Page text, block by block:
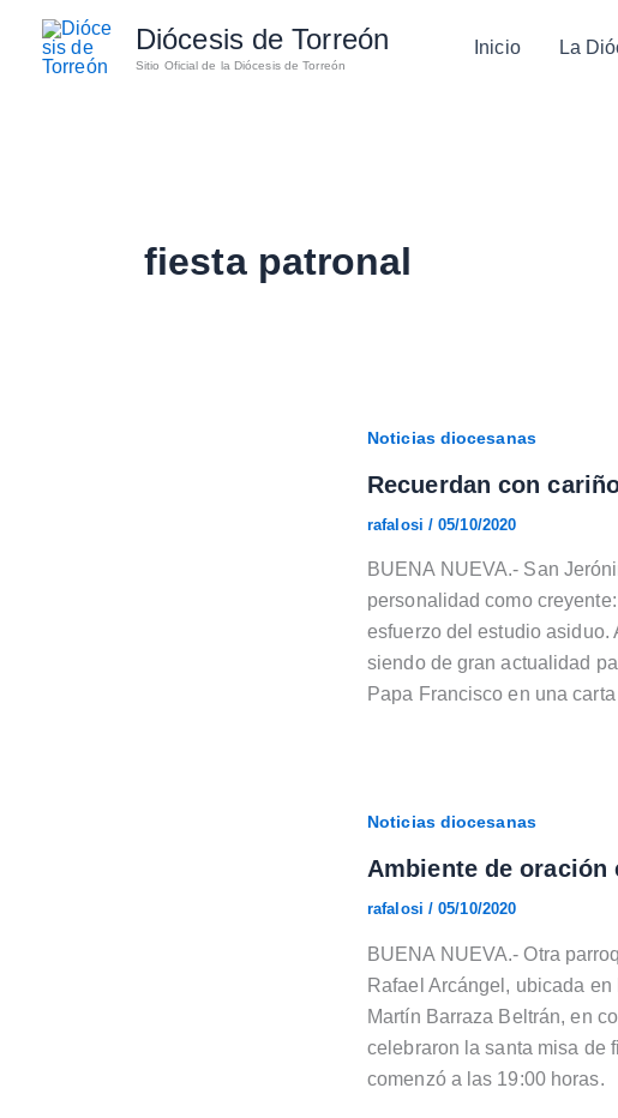
contenido
Diócesis de Torreón
Sitio Oficial de la Diócesis de Torreón
Inicio La
fiesta patronal
Noticias diocesanas
Recuerdan con
rafalosi /05/10/2020
BUENA NUEVA.- San
personalidad como
esfuerzo del estudio
siendo de gran actualidad
Papa Francisco en una
Noticias diocesanas
Ambiente de oración
rafalosi /05/10/2020
BUENA NUEVA.- Otra
Rafael Arcángel, ubicada
Martín Barraza Beltrán, en
celebraron la santa misa de
comenzó a las 19:00 horas.